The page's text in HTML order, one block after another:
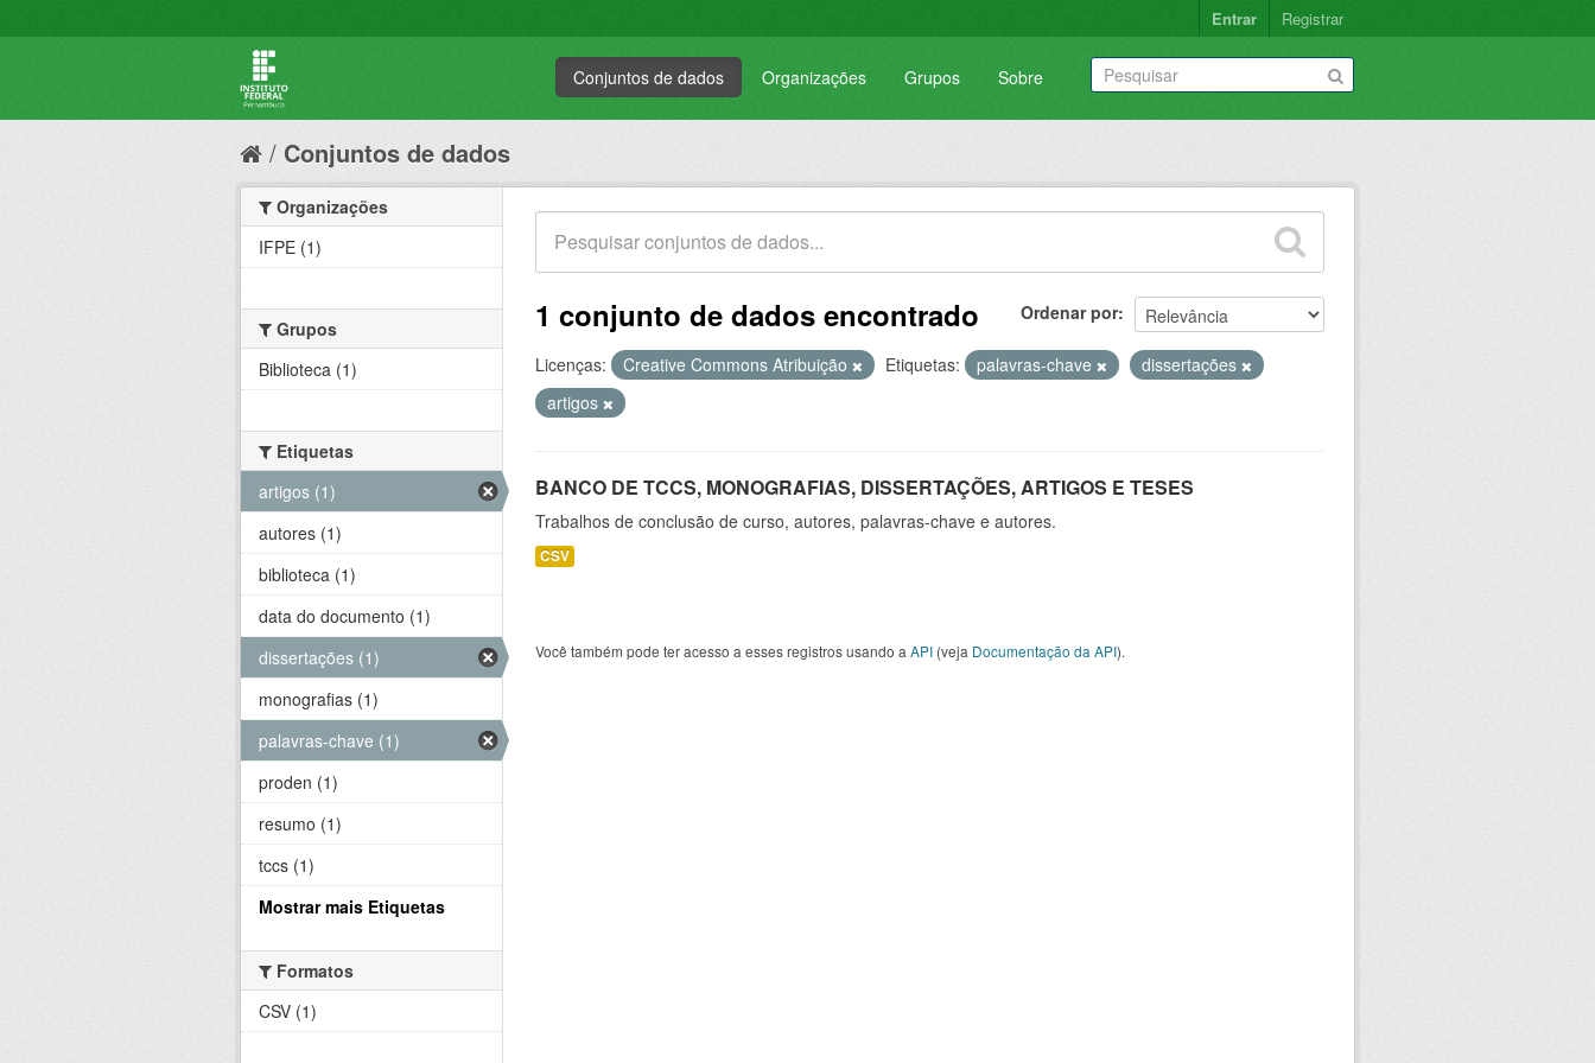
Entrar Registrar
Conjuntos de dados Organizações Grupos Sobre
Conjuntos de dados
Ordenar por
1 conjunto de dados encontrado
Licenças: Creative Commons Atribuição Etiquetas: palavras-chave
dissertações
artigos
BANCO DE TCCS, MONOGRAFIAS, DISSERTAÇÕES, ARTIGOS E TESES
Trabalhos de conclusão de curso, autores, palavras-chave e autores.
CSV
Você também pode ter acesso a esses registros usando a API (veja Documentação da API).
Organizações
IFPE (1)
Grupos
Biblioteca (1)
Etiquetas
artigos (1)
autores (1)
biblioteca (1)
data do documento (1)
dissertações (1)
monografias (1)
palavras-chave (1)
proden (1)
resumo (1)
tccs (1)
Mostrar mais Etiquetas
Formatos
CSV (1)